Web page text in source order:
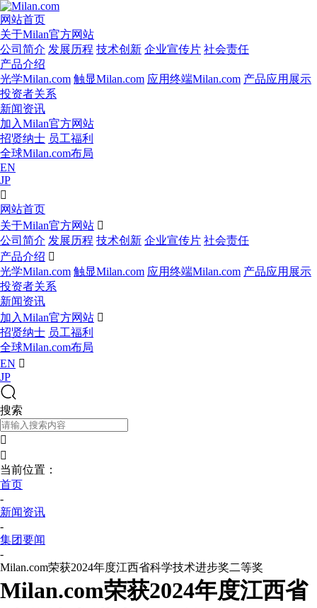
网站首页
关于Milan官方网站
公司简介 发展历程 技术创新 企业宣传片 社会责任
产品介绍
光学Milan.com 触显Milan.com 应用终端Milan.com 产品应用展示
投资者关系
新闻资讯
加入Milan官方网站
招贤纳士 员工福利
全球Milan.com布局
EN
JP

网站首页
关于Milan官方网站 
公司简介 发展历程 技术创新 企业宣传片 社会责任
产品介绍 
光学Milan.com 触显Milan.com 应用终端Milan.com 产品应用展示
投资者关系
新闻资讯
加入Milan官方网站 
招贤纳士 员工福利
全球Milan.com布局
EN 
JP
搜索


当前位置：
首页
-
新闻资讯
-
集团要闻
-
Milan.com荣获2024年度江西省科学技术进步奖二等奖
Milan.com荣获2024年度江西省